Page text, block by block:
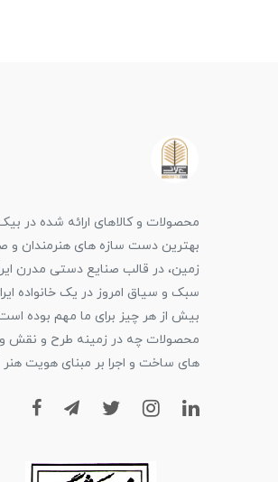
محصولات و کالاهای ارائه شده در
بهترین دست سازه های هنرمندان و
زمین، در قالب صنایع دستی مدرن
سبک و سیاق امروز در یک خانواده
بیش از هر چیز برای ما مهم بوده
محصولات چه در زمینه طرح و نقش
های ساخت و اجرا بر مبنای هویت هنر